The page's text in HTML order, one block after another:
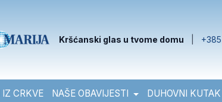
Kršćanski glas u tvome domu
CRKVE NAŠE OBAVIJESTI DUHOVNI KUTAK